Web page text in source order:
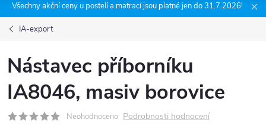
Všechny akční ceny u postelí a matrací jsou platné jen do 31.7.2026!
IA-export
Nástavec příborníku
IA8046, masiv borovice
Neohodnoceno Podrobnosti hodnocení